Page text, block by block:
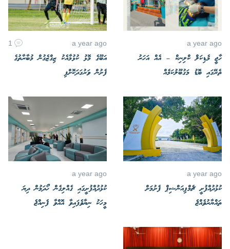
a year ago
ހާޖީ މެޑިކަލް ކްލިނިކް – އެއް އަހަރު
ތެރޭގައި ބޮޑު މަގުބޫލުކަމެއް
a year ago
1
އަބޫގެ މޮޅު ކުޅުމާއެކު ޒިގްޒެގުން މުބާރާތުގެ
ފެށުން ވަރުގަދަކޮށްފި
a year ago
ކުޅުދުއްފުށީ ޗެމްޕިއަންޝިޕް ފެށުމަށް
ތައްޔާރުވެއްޖެ
a year ago
ކުޅުދުއްފުށީގައި ގެއްލިގެން ހޯދަމުން ދިޔަ
މީހަކު ނިޔާވެފައިވާ އޮއްވާ ފެނިއްޖެ